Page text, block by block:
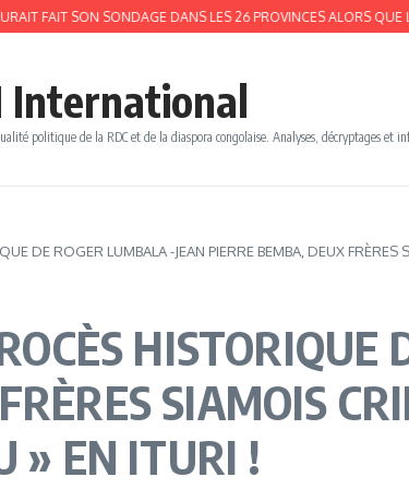
SON SONDAGE DANS LES 26 PROVINCES ALORS QUE LES
International
politique de la RDC et de la diaspora congolaise. Analyses, décryptages et
DE ROGER LUMBALA -JEAN PIERRE BEMBA, DEUX FRÈRES
SIAMOIS
» EN ITURI !